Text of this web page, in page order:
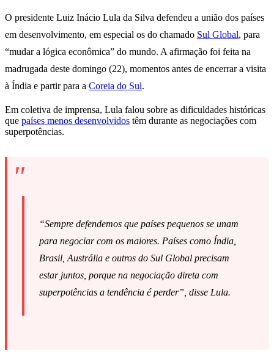
O presidente Luiz Inácio Lula da Silva defendeu a união dos países
em desenvolvimento, em especial os do chamado Sul Global, para
“mudar a lógica econômica” do mundo. A afirmação foi feita na
madrugada deste domingo (22), momentos antes de encerrar a visita
à Índia e partir para a Coreia do Sul.
Em coletiva de imprensa, Lula falou sobre as dificuldades históricas
que países menos desenvolvidos têm durante as negociações com
superpotências.
“Sempre defendemos que países pequenos se unam
para negociar com os maiores. Países como Índia,
Brasil, Austrália e outros do Sul Global precisam
estar juntos, porque na negociação direta com
superpotências a tendência é perder”, disse Lula.